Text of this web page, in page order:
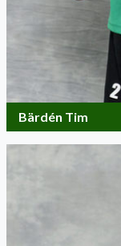
Bärdén Tim